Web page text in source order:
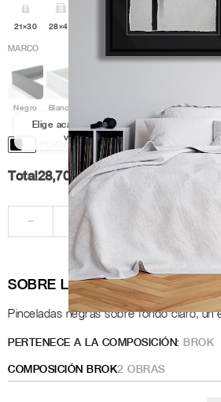
21×30 28×40 42x60
PERSONALIZACIÓN Y DISEÑO
MARCO
Negro Blanco Roble
Elige acabado y medida para
ver los marcos
Total28,70Pt.
−
REGÍSTRATE
SOBRE LA OBRA
Pinceladas negras sobre fondo claro,
PERTENECE A LA COMPOSICIÓN: BROK
COMPOSICIÓN BROK2 OBRAS